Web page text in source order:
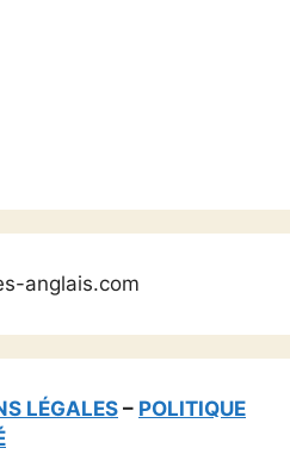
anglais.com
LÉGALES – POLITIQUE